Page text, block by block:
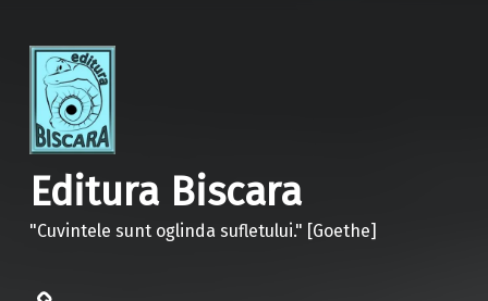
Editura Biscara
"Cuvintele sunt oglinda sufletului." [Goethe]
politica de confidentialitate